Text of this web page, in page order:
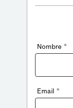
Nombre *
Email *